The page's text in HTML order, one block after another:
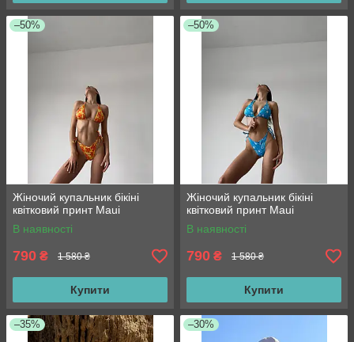
–50%
Жіночий купальник бікіні
квітковий принт Maui
В наявності
790 ₴ 1 580 ₴
Купити
–50%
Жіночий купальник бікіні
квітковий принт Maui
В наявності
790 ₴ 1 580 ₴
Купити
–35% –30%